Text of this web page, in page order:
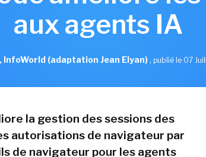
aux agents IA
InfoWorld (adaptation Jean Elyan), publié le 07
la gestion des sessions des
autorisations de navigateur par
de navigateur pour les agents